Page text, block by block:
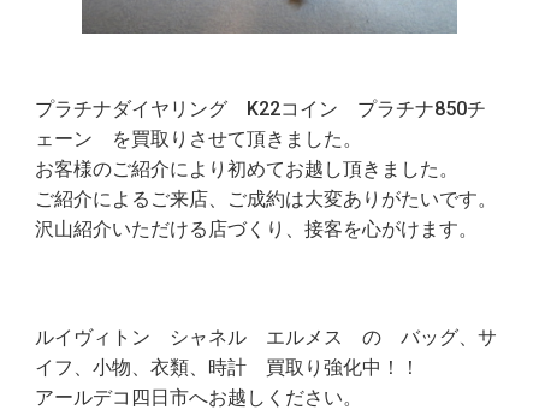
プラチナダイヤリング K22コイン プラチナ850チ
ェーン を買取りさせて頂きました。
お客様のご紹介により初めてお越し頂きました。
ご紹介によるご来店、ご成約は大変ありがたいです。
沢山紹介いただける店づくり、接客を心がけます。
ルイヴィトン シャネル エルメス の バッグ、サ
イフ、小物、衣類、時計 買取り強化中！！
アールデコ四日市へお越しください。